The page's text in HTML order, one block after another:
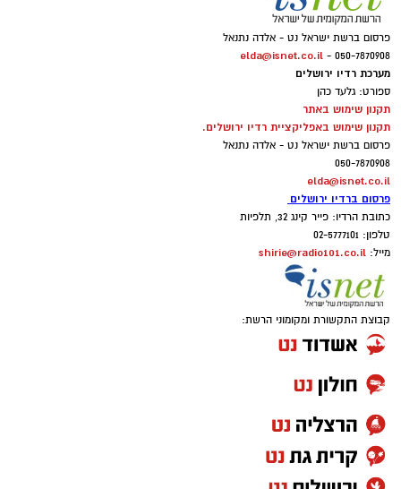
פרסום ברשת ישראל נט - אלדה נתנאל
050-7870908 -
elda@isnet.co.il
מערכת רדיו ירושלים
ספורט: גלעד כהן
תקנון שימוש באתר
תקנון שימוש באפליקציית רדיו ירושלים.
פרסום ברשת ישראל נט - אלדה נתנאל
050-7870908
elda@isnet.co.il
פרסום ברדיו ירושלים
כתובת הרדיו: פייר קינג 32, תלפיות
טלפון: 02-5777101
מייל: shirie@radio101.co.il
קבוצת התקשורת ומקומוני הרשת: